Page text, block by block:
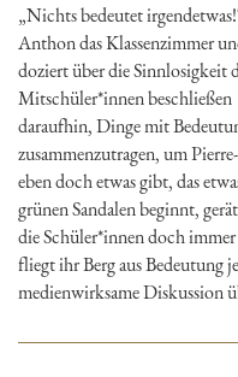
„Nichts bedeutet
Anthon das Klassenzimmer
doziert über die Sinnlosigkeit
Mitschüler*innen beschließen
daraufhin, Dinge mit
zusammenzutragen, um
eben doch etwas gibt, das
grünen Sandalen beginnt,
die Schüler*innen doch
fliegt ihr Berg aus Bedeutung
medienwirksame Diskussion